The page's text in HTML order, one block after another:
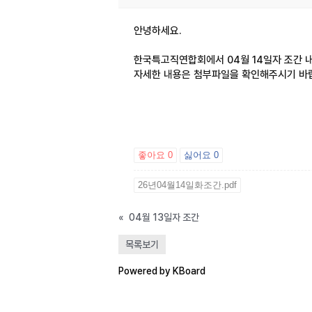
안녕하세요.
한국특고직연합회에서 04월 14일자 조간
자세한 내용은 첨부파일을 확인해주시기 바
좋아요 0 싫어요 0
26년04월14일화조간.pdf
« 04월 13일자 조간
목록보기
Powered by KBoard